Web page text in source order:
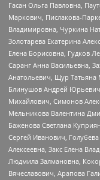
Гасан Ольга Павловна,
Маркович, Пислакова-
Владимировна, Чуркина
Золотарева Екатерина
Елена Борисовна, Гудков
Саранг Анна Васильевна,
Анатольевич, Щур
Блинушов Андрей
Михайлович, Симонов
Мельникова Валентина
Баженова Светлана
Сергей Иванович,
Алексеевна, Закс Елена
Людмила Залмановна,
Вячеславович, Арапова